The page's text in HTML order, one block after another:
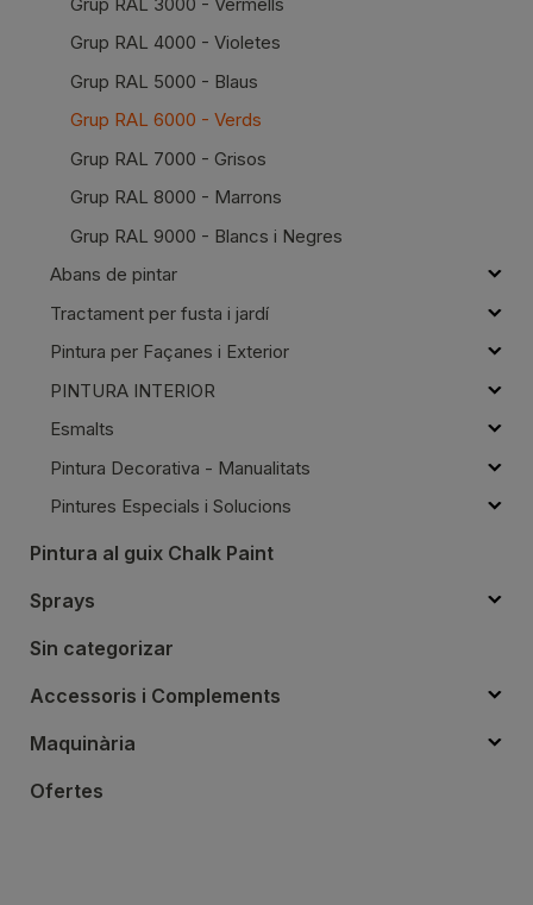
Grup RAL 4000 - Violetes
Grup RAL 5000 - Blaus
Grup RAL 6000 - Verds
Grup RAL 7000 - Grisos
Grup RAL 8000 - Marrons
Grup RAL 9000 - Blancs i Negres
Abans de pintar
Tractament per fusta i jardí
Pintura per Façanes i Exterior
PINTURA INTERIOR
Esmalts
Pintura Decorativa - Manualitats
Pintures Especials i Solucions
Pintura al guix Chalk Paint
Sprays
Sin categorizar
Accessoris i Complements
Maquinària
Ofertes